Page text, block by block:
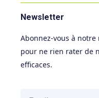
Newsletter
Abonnez-vous à
pour ne rien rater de
efficaces.